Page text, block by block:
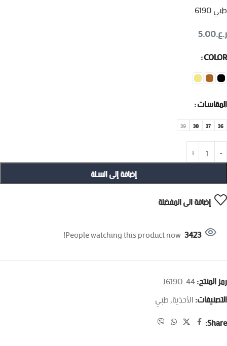
طبي 6190
ر.ع.5.00
COLOR
المقاسات
36
37
38
39
إضافة إلى السلة
إضافة الى المفضلة
3423
People watching this product now!
رمز المنتج:J6190-44
التصنيفات:الأحذية,طبي
Share: